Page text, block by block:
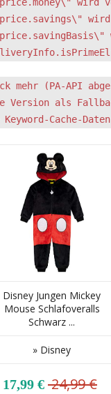
wird
mehr (PA-API
Version als
Cache-
Disney Jungen Mickey
Mouse Schlafoveralls
Schwarz ...
» Disney
17,99 € 24,99 €